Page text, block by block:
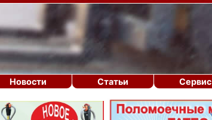
Новости Статьи Сервис